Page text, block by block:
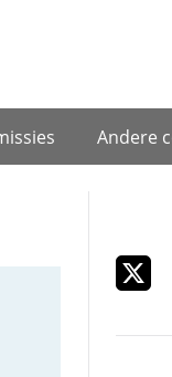
Andere
Deel